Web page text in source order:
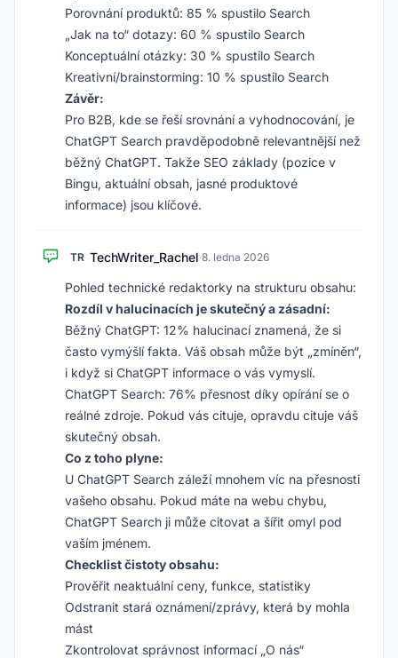
Porovnání produktů: 85 % spustilo Search
„Jak na to“ dotazy: 60 % spustilo Search
Konceptuální otázky: 30 % spustilo Search
Kreativní/brainstorming: 10 % spustilo Search
Závěr:
Pro B2B, kde se řeší srovnání a vyhodnocování, je
ChatGPT Search pravděpodobně relevantnější než
běžný ChatGPT. Takže SEO základy (pozice v
Bingu, aktuální obsah, jasné produktové
informace) jsou klíčové.
TR TechWriter_Rachel·8. ledna 2026
Pohled technické redaktorky na strukturu obsahu:
Rozdíl v halucinacích je skutečný a zásadní:
Běžný ChatGPT: 12% halucinací znamená, že si
často vymýšlí fakta. Váš obsah může být „zmíněn“,
i když si ChatGPT informace o vás vymyslí.
ChatGPT Search: 76% přesnost díky opírání se o
reálné zdroje. Pokud vás cituje, opravdu cituje váš
skutečný obsah.
Co z toho plyne:
U ChatGPT Search záleží mnohem víc na přesnosti
vašeho obsahu. Pokud máte na webu chybu,
ChatGPT Search ji může citovat a šířit omyl pod
vaším jménem.
Checklist čistoty obsahu:
Prověřit neaktuální ceny, funkce, statistiky
Odstranit stará oznámení/zprávy, která by mohla
mást
Zkontrolovat správnost informací „O nás“